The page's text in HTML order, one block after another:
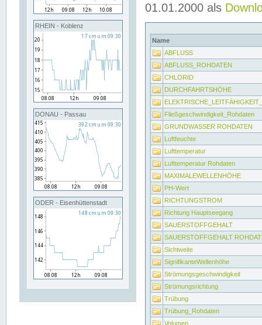
RHEIN - Koblenz
DONAU - Passau
ODER - Eisenhüttenstadt
01.01.2000 als
Name
ABFLUSS
ABFLUSS_ROHDATEN
CHLORID
DURCHFAHRTSHÖHE
Fließgeschwindigkeit_Rohdaten
GRUNDWASSER ROHDATEN
Luftfeuchte
Lufttemperatur
Lufttemperatur Rohdaten
MAXIMALEWELLENHÖHE
PH-Wert
RICHTUNGSTROM
Richtung Hauptseegang
SAUERSTOFFGEHALT
SAUERSTOFFGEHALT
Sichtweite
SignifikanteWellenhöhe
Strömungsgeschwindigkeit
Strömungsrichtung
Trübung
Trübung_Rohdaten
Volumen